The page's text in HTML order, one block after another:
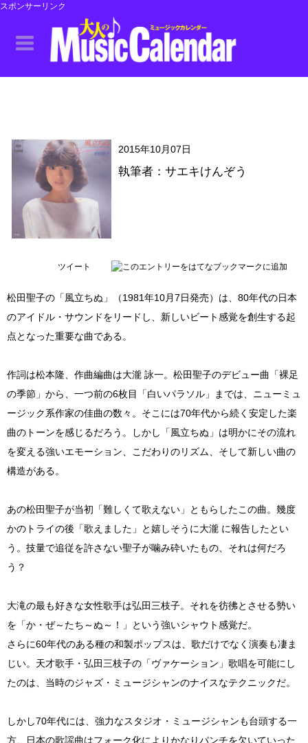
スポンサーリンク
2015年10月07日
執筆者：サエキけんぞう
ツイート
松田聖子の「風立ちぬ」（1981年10月7日発売）は、80年代の日本
のアイドル・サウンドをリードし、新しいビート感覚を創生する起
点となった重要な曲である。
作詞は松本隆、作曲編曲は大瀧 詠一。松田聖子のデビュー曲「裸足
の季節」から、一つ前の6枚目「白いパラソル」までは、ニューミュ
ージック系作家の佳曲の数々。そこには70年代から続く安定した楽
曲のトーンを感じるだろう。しかし「風立ちぬ」は明かにその流れ
を変える強いエモーション、こだわりのリズム、そして新しい曲の
構造がある。
あの松田聖子が当初「難しくて歌えない」ともらしたこの曲。幾度
かのトライの後「歌えました」と嬉しそうに大瀧 に報告したとい
う。技量で追従を許さない聖子が噛み砕いたもの、それは何だろ
う？
大滝の最も好きな女性歌手は弘田三枝子。それを彷彿とさせる勢い
を「か・ぜ～たち～ぬ～！」という強いシャウト感覚だ。
さらに60年代のある種の和製ポップスは、歌だけでなく演奏も凄ま
じい。天才歌手・弘田三枝子の「ヴァケーション」歌唱を可能にし
たのは、当時のジャズ・ミュージシャンのナイスなテクニックだ。
しかし70年代には、強力なスタジオ・ミュージシャンも台頭する一
方、日本の歌謡曲はフォーク化によりかなりパンチを欠いていった